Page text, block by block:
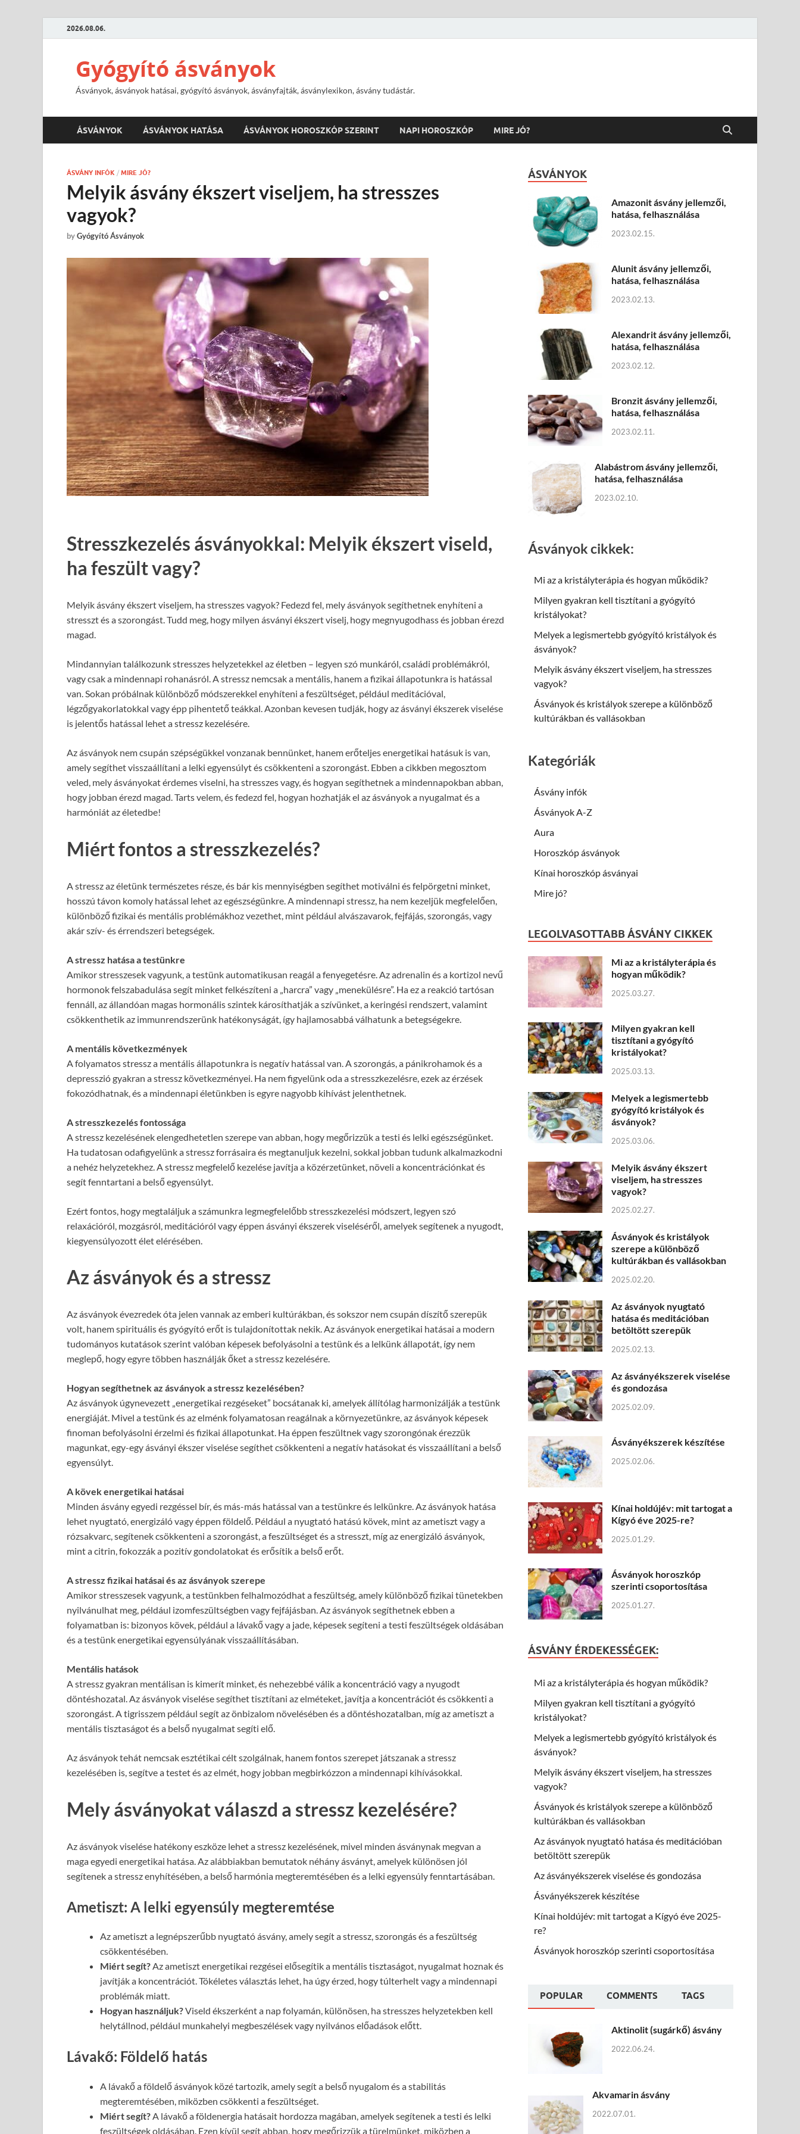
2026.08.06.
Gyógyító ásványok
Ásványok, ásványok hatásai, gyógyító ásványok, ásványfajták, ásványlexikon, ásvány tudástár.
ÁSVÁNYOK ÁSVÁNYOK HATÁSA ÁSVÁNYOK HOROSZKÓP SZERINT NAPI HOROSZKÓP MIRE JÓ?
ÁSVÁNY INFÓK / MIRE JÓ?
Melyik ásvány ékszert viseljem, ha stresszes
vagyok?
byGyógyító Ásványok
Stresszkezelés ásványokkal: Melyik ékszert viseld,
ha feszült vagy?
Melyik ásvány ékszert viseljem, ha stresszes vagyok? Fedezd fel, mely ásványok segíthetnek enyhíteni a
stresszt és a szorongást. Tudd meg, hogy milyen ásványi ékszert viselj, hogy megnyugodhass és jobban érezd
magad.
Mindannyian találkozunk stresszes helyzetekkel az életben – legyen szó munkáról, családi problémákról,
vagy csak a mindennapi rohanásról. A stressz nemcsak a mentális, hanem a fizikai állapotunkra is hatással
van. Sokan próbálnak különböző módszerekkel enyhíteni a feszültséget, például meditációval,
légzőgyakorlatokkal vagy épp pihentető teákkal. Azonban kevesen tudják, hogy az ásványi ékszerek viselése
is jelentős hatással lehet a stressz kezelésére.
Az ásványok nem csupán szépségükkel vonzanak bennünket, hanem erőteljes energetikai hatásuk is van,
amely segíthet visszaállítani a lelki egyensúlyt és csökkenteni a szorongást. Ebben a cikkben megosztom
veled, mely ásványokat érdemes viselni, ha stresszes vagy, és hogyan segíthetnek a mindennapokban abban,
hogy jobban érezd magad. Tarts velem, és fedezd fel, hogyan hozhatják el az ásványok a nyugalmat és a
harmóniát az életedbe!
Miért fontos a stresszkezelés?
A stressz az életünk természetes része, és bár kis mennyiségben segíthet motiválni és felpörgetni minket,
hosszú távon komoly hatással lehet az egészségünkre. A mindennapi stressz, ha nem kezeljük megfelelően,
különböző fizikai és mentális problémákhoz vezethet, mint például alvászavarok, fejfájás, szorongás, vagy
akár szív- és érrendszeri betegségek.
A stressz hatása a testünkre
Amikor stresszesek vagyunk, a testünk automatikusan reagál a fenyegetésre. Az adrenalin és a kortizol nevű
hormonok felszabadulása segít minket felkészíteni a „harcra” vagy „menekülésre”. Ha ez a reakció tartósan
fennáll, az állandóan magas hormonális szintek károsíthatják a szívünket, a keringési rendszert, valamint
csökkenthetik az immunrendszerünk hatékonyságát, így hajlamosabbá válhatunk a betegségekre.
A mentális következmények
A folyamatos stressz a mentális állapotunkra is negatív hatással van. A szorongás, a pánikrohamok és a
depresszió gyakran a stressz következményei. Ha nem figyelünk oda a stresszkezelésre, ezek az érzések
fokozódhatnak, és a mindennapi életünkben is egyre nagyobb kihívást jelenthetnek.
A stresszkezelés fontossága
A stressz kezelésének elengedhetetlen szerepe van abban, hogy megőrizzük a testi és lelki egészségünket.
Ha tudatosan odafigyelünk a stressz forrásaira és megtanuljuk kezelni, sokkal jobban tudunk alkalmazkodni
a nehéz helyzetekhez. A stressz megfelelő kezelése javítja a közérzetünket, növeli a koncentrációnkat és
segít fenntartani a belső egyensúlyt.
Ezért fontos, hogy megtaláljuk a számunkra legmegfelelőbb stresszkezelési módszert, legyen szó
relaxációról, mozgásról, meditációról vagy éppen ásványi ékszerek viseléséről, amelyek segítenek a nyugodt,
kiegyensúlyozott élet elérésében.
Az ásványok és a stressz
Az ásványok évezredek óta jelen vannak az emberi kultúrákban, és sokszor nem csupán díszítő szerepük
volt, hanem spirituális és gyógyító erőt is tulajdonítottak nekik. Az ásványok energetikai hatásai a modern
tudományos kutatások szerint valóban képesek befolyásolni a testünk és a lelkünk állapotát, így nem
meglepő, hogy egyre többen használják őket a stressz kezelésére.
Hogyan segíthetnek az ásványok a stressz kezelésében?
Az ásványok úgynevezett „energetikai rezgéseket” bocsátanak ki, amelyek állítólag harmonizálják a testünk
energiáját. Mivel a testünk és az elménk folyamatosan reagálnak a környezetünkre, az ásványok képesek
finoman befolyásolni érzelmi és fizikai állapotunkat. Ha éppen feszültnek vagy szorongónak érezzük
magunkat, egy-egy ásványi ékszer viselése segíthet csökkenteni a negatív hatásokat és visszaállítani a belső
egyensúlyt.
A kövek energetikai hatásai
Minden ásvány egyedi rezgéssel bír, és más-más hatással van a testünkre és lelkünkre. Az ásványok hatása
lehet nyugtató, energizáló vagy éppen földelő. Például a nyugtató hatású kövek, mint az ametiszt vagy a
rózsakvarc, segítenek csökkenteni a szorongást, a feszültséget és a stresszt, míg az energizáló ásványok,
mint a citrin, fokozzák a pozitív gondolatokat és erősítik a belső erőt.
A stressz fizikai hatásai és az ásványok szerepe
Amikor stresszesek vagyunk, a testünkben felhalmozódhat a feszültség, amely különböző fizikai tünetekben
nyilvánulhat meg, például izomfeszültségben vagy fejfájásban. Az ásványok segíthetnek ebben a
folyamatban is: bizonyos kövek, például a lávakő vagy a jade, képesek segíteni a testi feszültségek oldásában
és a testünk energetikai egyensúlyának visszaállításában.
Mentális hatások
A stressz gyakran mentálisan is kimerít minket, és nehezebbé válik a koncentráció vagy a nyugodt
döntéshozatal. Az ásványok viselése segíthet tisztítani az elméteket, javítja a koncentrációt és csökkenti a
szorongást. A tigrisszem például segít az önbizalom növelésében és a döntéshozatalban, míg az ametiszt a
mentális tisztaságot és a belső nyugalmat segíti elő.
Az ásványok tehát nemcsak esztétikai célt szolgálnak, hanem fontos szerepet játszanak a stressz
kezelésében is, segítve a testet és az elmét, hogy jobban megbirkózzon a mindennapi kihívásokkal.
Mely ásványokat válaszd a stressz kezelésére?
Az ásványok viselése hatékony eszköze lehet a stressz kezelésének, mivel minden ásványnak megvan a
maga egyedi energetikai hatása. Az alábbiakban bemutatok néhány ásványt, amelyek különösen jól
segítenek a stressz enyhítésében, a belső harmónia megteremtésében és a lelki egyensúly fenntartásában.
Ametiszt: A lelki egyensúly megteremtése
Az ametiszt a legnépszerűbb nyugtató ásvány, amely segít a stressz, szorongás és a feszültség
csökkentésében.
Miért segít?Az ametiszt energetikai rezgései elősegítik a mentális tisztaságot, nyugalmat hoznak és
javítják a koncentrációt. Tökéletes választás lehet, ha úgy érzed, hogy túlterhelt vagy a mindennapi
problémák miatt.
Hogyan használjuk?Viseld ékszerként a nap folyamán, különösen, ha stresszes helyzetekben kell
helytállnod, például munkahelyi megbeszélések vagy nyilvános előadások előtt.
Lávakő: Földelő hatás
A lávakő a földelő ásványok közé tartozik, amely segít a belső nyugalom és a stabilitás
megteremtésében, miközben csökkenti a feszültséget.
Miért segít?A lávakő a földenergia hatásait hordozza magában, amelyek segítenek a testi és lelki
feszültségek oldásában. Ezen kívül segít abban, hogy megőrizzük a türelmünket, miközben a
ÁSVÁNYOK
Amazonit ásvány jellemzői,
hatása, felhasználása
2023.02.15.
Alunit ásvány jellemzői,
hatása, felhasználása
2023.02.13.
Alexandrit ásvány jellemzői,
hatása, felhasználása
2023.02.12.
Bronzit ásvány jellemzői,
hatása, felhasználása
2023.02.11.
Alabástrom ásvány jellemzői,
hatása, felhasználása
2023.02.10.
Ásványok cikkek:
Mi az a kristályterápia és hogyan működik?
Milyen gyakran kell tisztítani a gyógyító
kristályokat?
Melyek a legismertebb gyógyító kristályok és
ásványok?
Melyik ásvány ékszert viseljem, ha stresszes
vagyok?
Ásványok és kristályok szerepe a különböző
kultúrákban és vallásokban
Kategóriák
Ásvány infók
Ásványok A-Z
Aura
Horoszkóp ásványok
Kínai horoszkóp ásványai
Mire jó?
LEGOLVASOTTABB ÁSVÁNY CIKKEK
Mi az a kristályterápia és
hogyan működik?
2025.03.27.
Milyen gyakran kell
tisztítani a gyógyító
kristályokat?
2025.03.13.
Melyek a legismertebb
gyógyító kristályok és
ásványok?
2025.03.06.
Melyik ásvány ékszert
viseljem, ha stresszes
vagyok?
2025.02.27.
Ásványok és kristályok
szerepe a különböző
kultúrákban és vallásokban
2025.02.20.
Az ásványok nyugtató
hatása és meditációban
betöltött szerepük
2025.02.13.
Az ásványékszerek viselése
és gondozása
2025.02.09.
Ásványékszerek készítése
2025.02.06.
Kínai holdújév: mit tartogat a
Kígyó éve 2025-re?
2025.01.29.
Ásványok horoszkóp
szerinti csoportosítása
2025.01.27.
ÁSVÁNY ÉRDEKESSÉGEK:
Mi az a kristályterápia és hogyan működik?
Milyen gyakran kell tisztítani a gyógyító
kristályokat?
Melyek a legismertebb gyógyító kristályok és
ásványok?
Melyik ásvány ékszert viseljem, ha stresszes
vagyok?
Ásványok és kristályok szerepe a különböző
kultúrákban és vallásokban
Az ásványok nyugtató hatása és meditációban
betöltött szerepük
Az ásványékszerek viselése és gondozása
Ásványékszerek készítése
Kínai holdújév: mit tartogat a Kígyó éve 2025-
re?
Ásványok horoszkóp szerinti csoportosítása
POPULAR COMMENTS TAGS
Aktinolit (sugárkő) ásvány
2022.06.24.
Akvamarin ásvány
2022.07.01.